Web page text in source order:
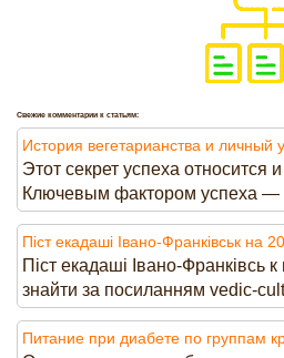
Свежие комментарии к статьям:
История вегетарианства и личный
Этот секрет успеха относится
Ключевым фактором успеха —
Піст екадаші Івано-Франківськ на
Піст екадаші Івано-Франківсь
знайти за посиланням vedic-
Питание при диабете по группам